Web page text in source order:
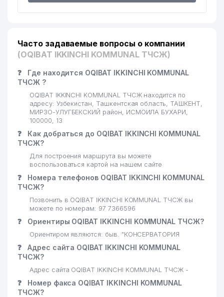
КАЗАХСКИЙ НАЦИОНАЛЬНЫЙ
21
EXPRESS BUSINESS RESOURCE
668 м
22 СААКЯН А. ИндП
СОБОЛЕВ И.В. ЧП 704 м
24 ALBETA ИП
25
ЛАШКАРБЕГИ МАХАЛЛИНСКИЙ
26 МАНСУРОВ ИндП 749 м
27 ЙУЛ-ЛОЙИХА БЮРОСИ ООО
28
ГОСУДАРСТВЕННЫЙ КОМИТЕТ
РЕСПУБЛИКИ УЗБЕКИСТАН ПО
АВТОМОБИЛЬНЫМ ДОРОГАМ
794 м
29 ДОМ-МУЗЕЙ С.П. БОРОДИНА 821 м
МИНИСТЕРСТВO РАЗВИТИЯ
СПОРТА РЕСПУБЛИКИ
УЗБЕКИСТАН
Часто задаваемые вопросы о компании
(OQIBAT IKKINCHI KOMMUNAL ТЧСЖ)
❓
Где находится OQIBAT IKKINCHI KOMMUNAL
ТЧСЖ ?
OQIBAT IKKINCHI KOMMUNAL ТЧСЖ находится по
адресу: Узбекистан, Ташкентская область, ТАШКЕНТ,
МИРЗО-УЛУГБЕКСКИЙ район, ИСМОИЛА БУХАРИ,
100000, 13
❓
Как добраться до OQIBAT IKKINCHI KOMMUNAL
ТЧСЖ?
Для построения маршрута вы можете
воспользоваться картой на нашем сайте
❓
Номера телефонов OQIBAT IKKINCHI KOMMUNAL
ТЧСЖ?
Позвонить в OQIBAT IKKINCHI KOMMUNAL ТЧСЖ вы
можете по номерам: 97 7366596
❓ Ориентиры OQIBAT IKKINCHI KOMMUNAL ТЧСЖ?
Ориентиром являются: быв. "КОНСЕРВАТОРИЯ
❓
Адрес сайта OQIBAT IKKINCHI KOMMUNAL
ТЧСЖ?
Адрес сайта OQIBAT IKKINCHI KOMMUNAL ТЧСЖ -
❓
Номер факса OQIBAT IKKINCHI KOMMUNAL
ТЧСЖ?